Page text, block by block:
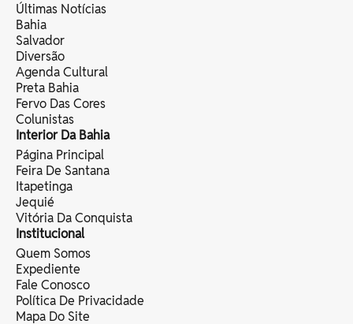
Últimas Notícias
Bahia
Salvador
Diversão
Agenda Cultural
Preta Bahia
Fervo Das Cores
Colunistas
Interior Da Bahia
Página Principal
Feira De Santana
Itapetinga
Jequié
Vitória Da Conquista
Institucional
Quem Somos
Expediente
Fale Conosco
Política De Privacidade
Mapa Do Site